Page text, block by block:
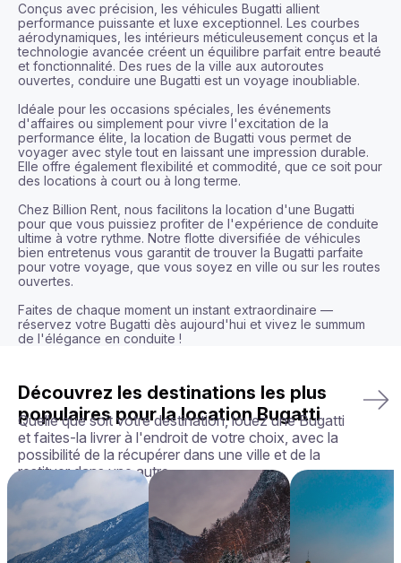
Conçus avec précision, les véhicules Bugatti allient
performance puissante et luxe exceptionnel. Les courbes
aérodynamiques, les intérieurs méticuleusement conçus et la
technologie avancée créent un équilibre parfait entre beauté
et fonctionnalité. Des rues de la ville aux autoroutes
ouvertes, conduire une Bugatti est un voyage inoubliable.
Idéale pour les occasions spéciales, les événements
d'affaires ou simplement pour vivre l'excitation de la
performance élite, la location de Bugatti vous permet de
voyager avec style tout en laissant une impression durable.
Elle offre également flexibilité et commodité, que ce soit pour
des locations à court ou à long terme.
Chez Billion Rent, nous facilitons la location d'une Bugatti
pour que vous puissiez profiter de l'expérience de conduite
ultime à votre rythme. Notre flotte diversifiée de véhicules
bien entretenus vous garantit de trouver la Bugatti parfaite
pour votre voyage, que vous soyez en ville ou sur les routes
ouvertes.
Faites de chaque moment un instant extraordinaire —
réservez votre Bugatti dès aujourd'hui et vivez le summum
de l'élégance en conduite !
Découvrez les destinations les plus
populaires pour la location Bugatti
Quelle que soit votre destination, louez une Bugatti
et faites-la livrer à l'endroit de votre choix, avec la
possibilité de la récupérer dans une ville et de la
restituer dans une autre.